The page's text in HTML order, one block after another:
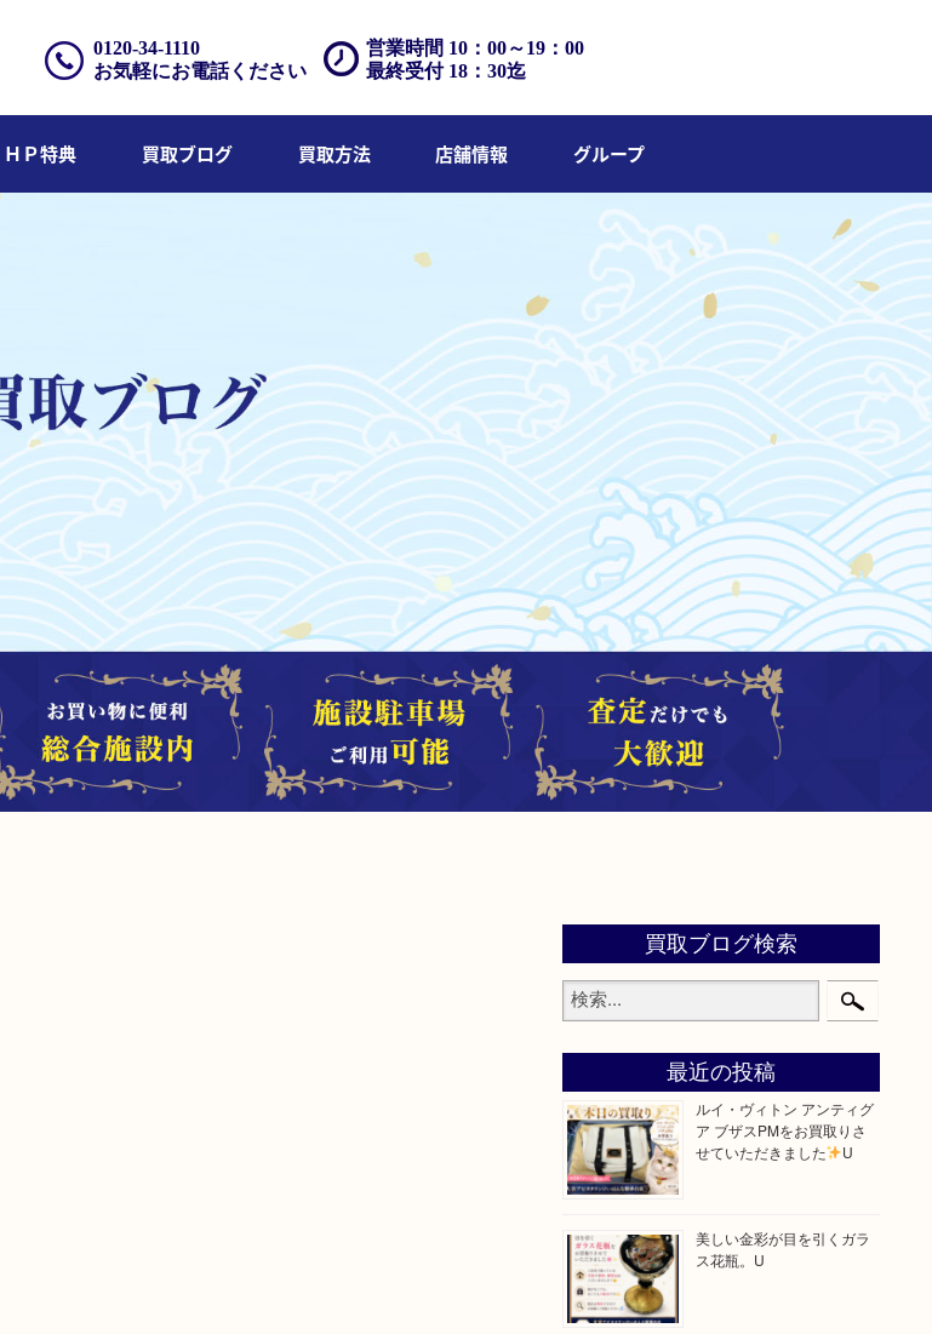
営業時間 10：00～19：00
最終受付 18：30迄
0120-34-1110
お気軽にお電話ください
ＨＰ特典 買取ブログ 買取方法 店舗情報 グループ
買取ブログ検索
最近の投稿
ルイ・ヴィトン アンティグ
ア ブザスPMをお買取りさ
せていただきました
U
美しい金彩が目を引くガラ
ス花瓶。U